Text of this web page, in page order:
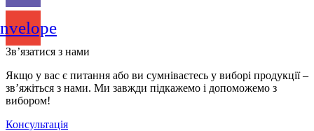
Зв’язатися з нами
Якщо у вас є питання або ви сумніваєтесь у виборі продукції –
зв’яжіться з нами. Ми завжди підкажемо і допоможемо з
вибором!
Консультація